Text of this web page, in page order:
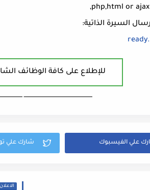
السيرة الذاتية:
للإطلاع على كافة الوظائف
ـــــــــــــــــــــــــــــــــــــــــــــــــــــــــــــــــــ